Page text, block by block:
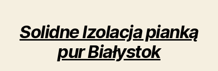
Solidne Izolacja pianką
pur Białystok